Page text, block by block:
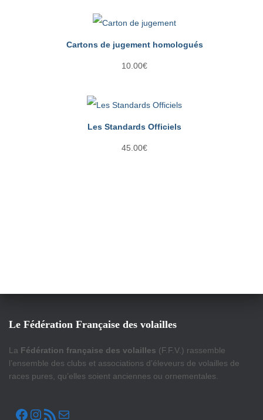
Cartons de jugement homologués
10.00€
Les Standards Officiels
45.00€
Le Fédération Française des volailles
La Fédération française des volailles (F.F.V.) rassemble
l’ensemble des clubs et associations d’éleveurs de volailles de
races pures, qu’elles soient anciennes ou ornementales.
FACEBOOK INSTAGRAM FLUX RSS